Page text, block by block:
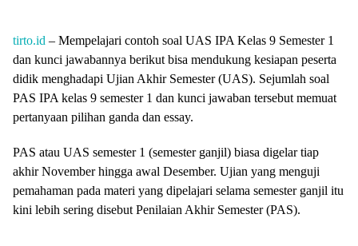
tirto.id – Mempelajari contoh soal UAS IPA Kelas 9 Semester 1
dan kunci jawabannya berikut bisa mendukung kesiapan peserta
didik menghadapi Ujian Akhir Semester (UAS). Sejumlah soal
PAS IPA kelas 9 semester 1 dan kunci jawaban tersebut memuat
pertanyaan pilihan ganda dan essay.
PAS atau UAS semester 1 (semester ganjil) biasa digelar tiap
akhir November hingga awal Desember. Ujian yang menguji
pemahaman pada materi yang dipelajari selama semester ganjil itu
kini lebih sering disebut Penilaian Akhir Semester (PAS).